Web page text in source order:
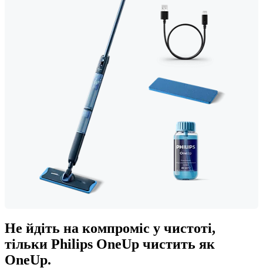
Не йдіть на компроміс у чистоті,
тільки Philips OneUp чистить як
OneUp.